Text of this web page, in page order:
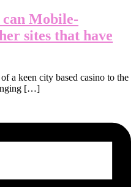
Mobile-
sites that have
a keen city based casino to the
[…]